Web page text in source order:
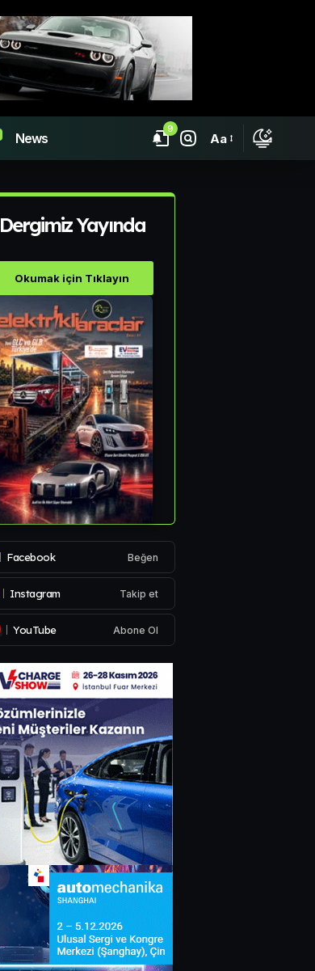
News
9
Aa
Dergimiz Yayında
Okumak için Tıklayın
Facebook Beğen
Instagram Takip et
YouTube Abone Ol